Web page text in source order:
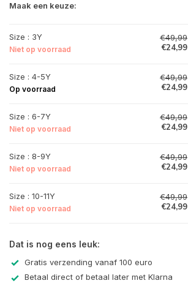
Maak een keuze:
Size : 3Y
Niet op voorraad
€49,99
€24,99
Size : 4-5Y
Op voorraad
€49,99
€24,99
Size : 6-7Y
Niet op voorraad
€49,99
€24,99
Size : 8-9Y
Niet op voorraad
€49,99
€24,99
Size : 10-11Y
Niet op voorraad
€49,99
€24,99
Dat is nog eens leuk:
Gratis verzending vanaf 100 euro
Betaal direct of betaal later met Klarna